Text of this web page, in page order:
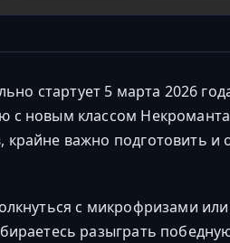
стартует 5 марта 2026
с новым классом
важно подготовить и
с микрофризами
разыграть